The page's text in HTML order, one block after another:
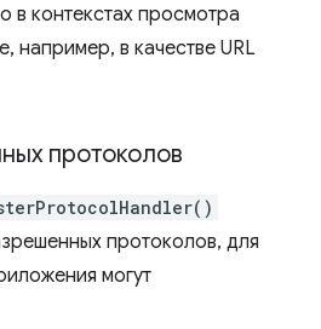
в контекстах просмотра
например, в качестве URL
протоколов
протоколов, для
могут